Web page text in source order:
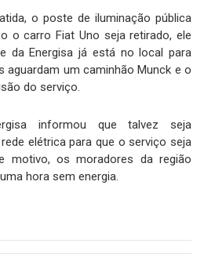
o poste de iluminação pública
o carro Fiat Uno seja retirado, ele
da Energisa já está no local para
aguardam um caminhão Munck e o
do serviço.
informou que talvez seja
elétrica para que o serviço seja
motivo, os moradores da região
hora sem energia.